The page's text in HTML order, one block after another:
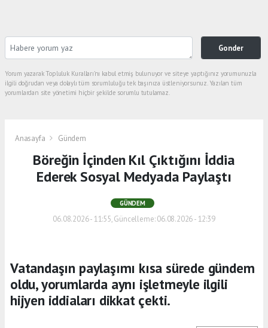
Gonder
Yorum yazarak Topluluk Kuralları’nı kabul etmiş bulunuyor ve siteye yaptığınız yorumunuzla
ilgili doğrudan veya dolaylı tüm sorumluluğu tek başınıza üstleniyorsunuz. Yazılan tüm
yorumlardan site yönetimi hiçbir şekilde sorumlu tutulamaz.
Anasayfa Gündem
Böreğin İçinden Kıl Çıktığını İddia
Ederek Sosyal Medyada Paylaştı
GÜNDEM
06.08.2026 - 11:55, Güncelleme: 06.08.2026 - 12:39
Vatandaşın paylaşımı kısa sürede gündem
oldu, yorumlarda aynı işletmeyle ilgili
hijyen iddiaları dikkat çekti.